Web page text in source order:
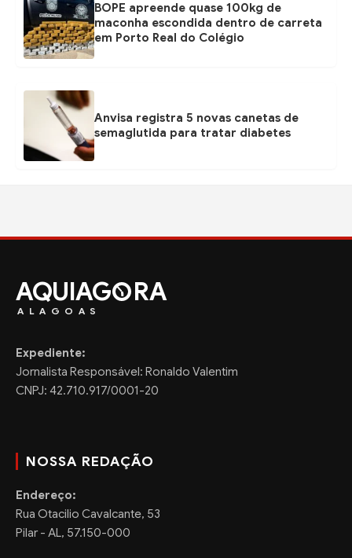
BOPE apreende quase 100kg de
maconha escondida dentro de carreta
em Porto Real do Colégio
Anvisa registra 5 novas canetas de
semaglutida para tratar diabetes
AQUIAG RA
ALAGOAS
Expediente:
Jornalista Responsável: Ronaldo Valentim
CNPJ: 42.710.917/0001-20
NOSSA REDAÇÃO
Endereço:
Rua Otacilio Cavalcante, 53
Pilar - AL, 57.150-000